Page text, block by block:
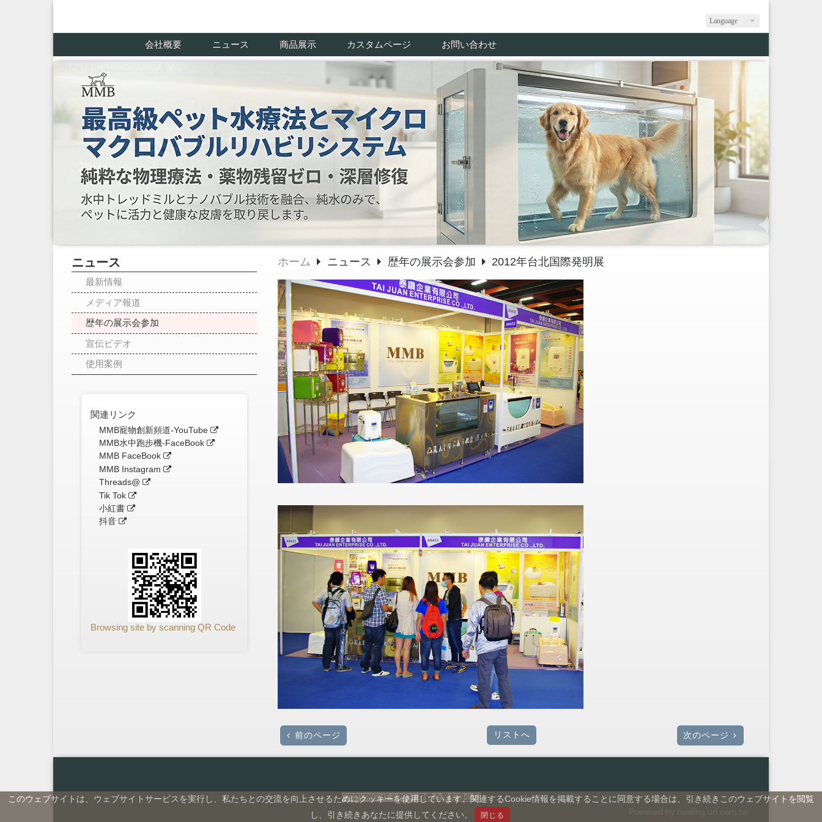
Language
会社概要 ニュース 商品展示 カスタムページ お問い合わせ
ニュース
最新情報
メディア報道
歴年の展示会参加
宣伝ビデオ
使用案例
関連リンク
MMB寵物創新頻道-YouTube
MMB水中跑步機-FaceBook
MMB FaceBook
MMB Instagram
Threads@
Tik Tok
小紅書
抖音
Browsing site by scanning QR Code
ホーム ニュース 歴年の展示会参加 2012年台北国際発明展
前のページ リストへ 次のページ
COPYRIGHT ©2004 泰鑽企業有限公司
このウェブサイトは、ウェブサイトサービスを実行し、私たちとの交流を向上させるためにクッキーを使用しています。関連するCookie情報を掲載することに同意する場合は、引き続きこのウェブサイトを閲覧
し、引き続きあなたに提供してください。